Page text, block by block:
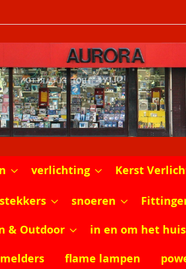
verlichting Kerst
stekkers snoeren
& Outdoor
in en om het huis
flame lampen